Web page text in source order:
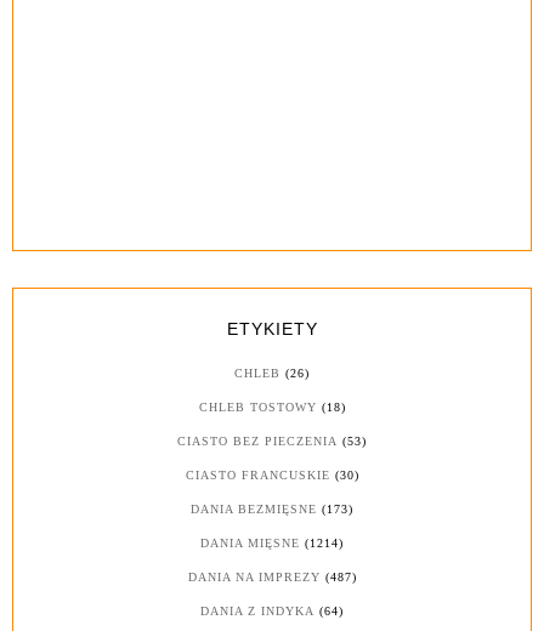
ETYKIETY
CHLEB (26)
CHLEB TOSTOWY (18)
CIASTO BEZ PIECZENIA (53)
CIASTO FRANCUSKIE (30)
DANIA BEZMIĘSNE (173)
DANIA MIĘSNE (1214)
DANIA NA IMPREZY (487)
DANIA Z INDYKA (64)